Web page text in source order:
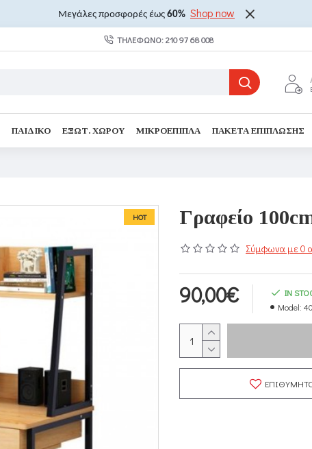
Μεγάλες προσφορές έως 60% Shop now
ΤΗΛΈΦΩΝΟ: 210 97 68 008
ΠΑΙΔΙΚΌ ΕΞΩΤ. ΧΏΡΟΥ ΜΙΚΡΟΈΠΙΠΛΑ ΠΑΚΈΤΑ ΕΠΊΠΛΩΣΗΣ
HOT Γραφείο
Σύμφωνα με 0
90,00€
IN
Model: